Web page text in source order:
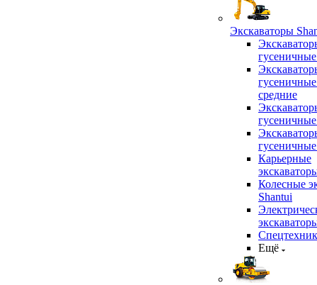
Экскаваторы
средние
Карьерные
Колесные
Shantui
Ещё